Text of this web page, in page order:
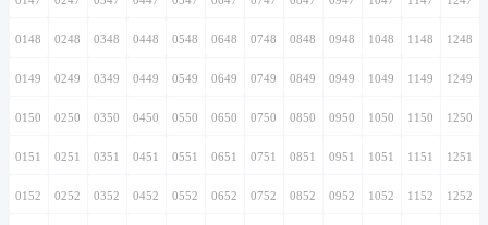
0148 0248 0348 0448 0548 0648 0748 0848 0948 1048 1148 1248
0149 0249 0349 0449 0549 0649 0749 0849 0949 1049 1149 1249
0150 0250 0350 0450 0550 0650 0750 0850 0950 1050 1150 1250
0151 0251 0351 0451 0551 0651 0751 0851 0951 1051 1151 1251
0152 0252 0352 0452 0552 0652 0752 0852 0952 1052 1152 1252